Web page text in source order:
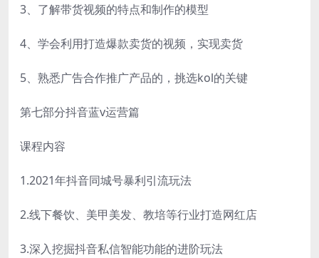
3、了解带货视频的特点和制作的模型
4、学会利用打造爆款卖货的视频，实现卖货
5、熟悉广告合作推广产品的，挑选kol的关键
第七部分抖音蓝v运营篇
课程内容
1.2021年抖音同城号暴利引流玩法
2.线下餐饮、美甲美发、教培等行业打造网红店
3.深入挖掘抖音私信智能功能的进阶玩法